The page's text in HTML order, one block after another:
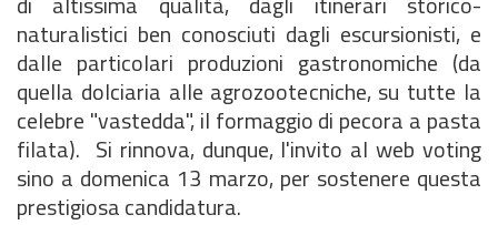
naturalistici ben conosciuti dagli escursionisti, e
dalle particolari produzioni gastronomiche (da
quella dolciaria alle agrozootecniche, su tutte la
celebre "vastedda", il formaggio di pecora a pasta
filata). Si rinnova, dunque, l'invito al web voting
sino a domenica 13 marzo, per sostenere questa
prestigiosa candidatura.